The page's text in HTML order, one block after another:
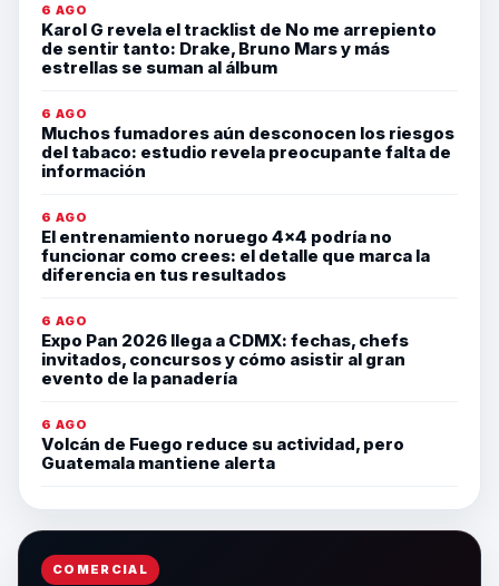
6 AGO
Karol G revela el tracklist de No me arrepiento
de sentir tanto: Drake, Bruno Mars y más
estrellas se suman al álbum
6 AGO
Muchos fumadores aún desconocen los riesgos
del tabaco: estudio revela preocupante falta de
información
6 AGO
El entrenamiento noruego 4×4 podría no
funcionar como crees: el detalle que marca la
diferencia en tus resultados
6 AGO
Expo Pan 2026 llega a CDMX: fechas, chefs
invitados, concursos y cómo asistir al gran
evento de la panadería
6 AGO
Volcán de Fuego reduce su actividad, pero
Guatemala mantiene alerta
COMERCIAL